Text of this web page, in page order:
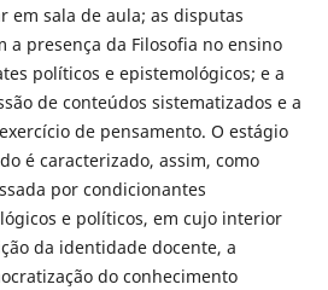
em sala de aula; as disputas
a presença da Filosofia no ensino
políticos e epistemológicos; e a
de conteúdos sistematizados e a
de pensamento. O estágio
é caracterizado, assim, como
por condicionantes
e políticos, em cujo interior
da identidade docente, a
do conhecimento